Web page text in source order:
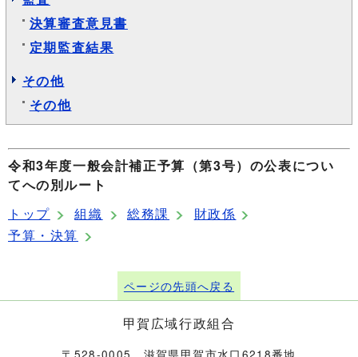
決算審査意見書
定期監査結果
その他
その他
令和3年度一般会計補正予算（第3号）の公表につい
てへの別ルート
トップ
組織 総務課
財政係
予算・決算
ページの先頭へ戻る
甲賀広域行政組合
〒528-0005 滋賀県甲賀市水口6218番地